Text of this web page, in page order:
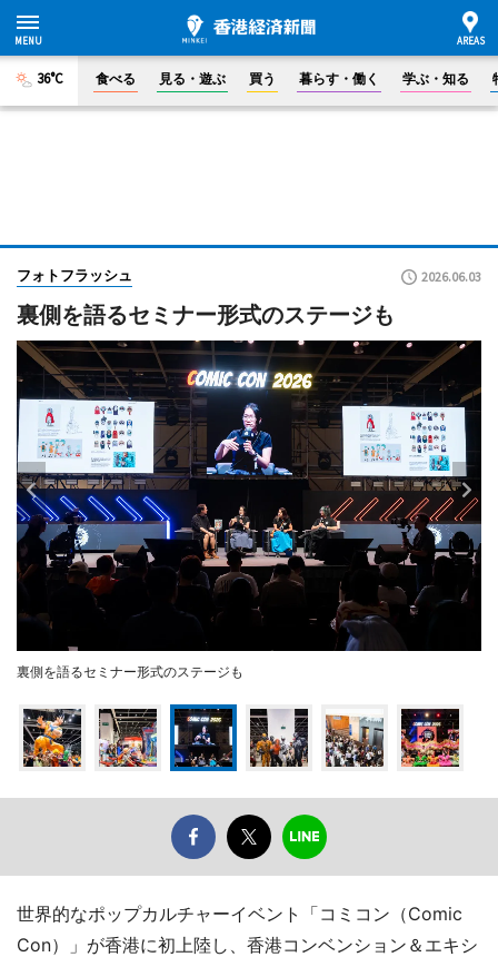
36°C 食べる 見る・遊ぶ 買う 暮らす・働く 学ぶ・知る
フォトフラッシュ 2026.06.03
裏側を語るセミナー形式のステージも
裏側を語るセミナー形式のステージも
世界的なポップカルチャーイベント「コミコン（Comic
Con）」が香港に初上陸し、香港コンベンション＆エキシ